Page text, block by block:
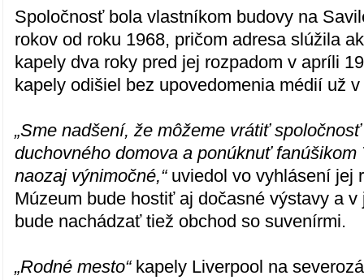
Spoločnosť bola vlastníkom budovy na
rokov od roku 1968, pričom adresa slúžila
kapely dva roky pred jej rozpadom v apríli
kapely odišiel bez upovedomenia médií už
„Sme nadšení, že môžeme vrátiť
duchovného domova a ponúknuť fanúšikom
naozaj výnimočné,“uviedol vo vyhlásení jej
Múzeum bude hostiť aj dočasné výstavy a
bude nachádzať tiež obchod so suvenírmi.
„Rodné mesto“kapely Liverpool na